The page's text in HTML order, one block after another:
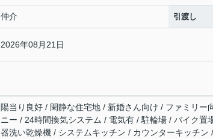
仲介 引渡し
2026年08月21日
陽当り良好 / 閑静な住宅地 / 新婚さん向け / ファミリ
ニー / 24時間換気システム / 電気有 / 駐輪場 / バイク
器洗い乾燥機 / システムキッチン / カウンターキッチ